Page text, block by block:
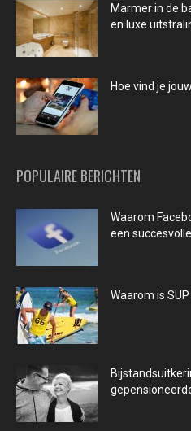
Marmer in de
en luxe
Hoe vind je
POPULAIRE BERICHTEN
Waarom
een
Waarom is